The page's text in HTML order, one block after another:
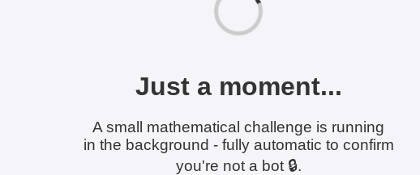
Just a moment...
A small mathematical challenge is running
in the background - fully automatic to confirm
you're not a bot 🔒.